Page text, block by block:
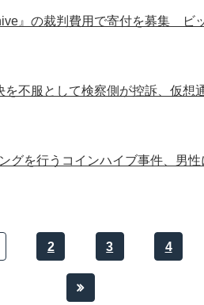
』の裁判費用で寄付を募集 ビ
を不服として検察側が控訴、仮想
グを行うコインハイブ事件、男
2 3 4